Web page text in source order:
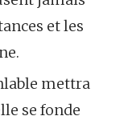
et les
mettra
se fonde